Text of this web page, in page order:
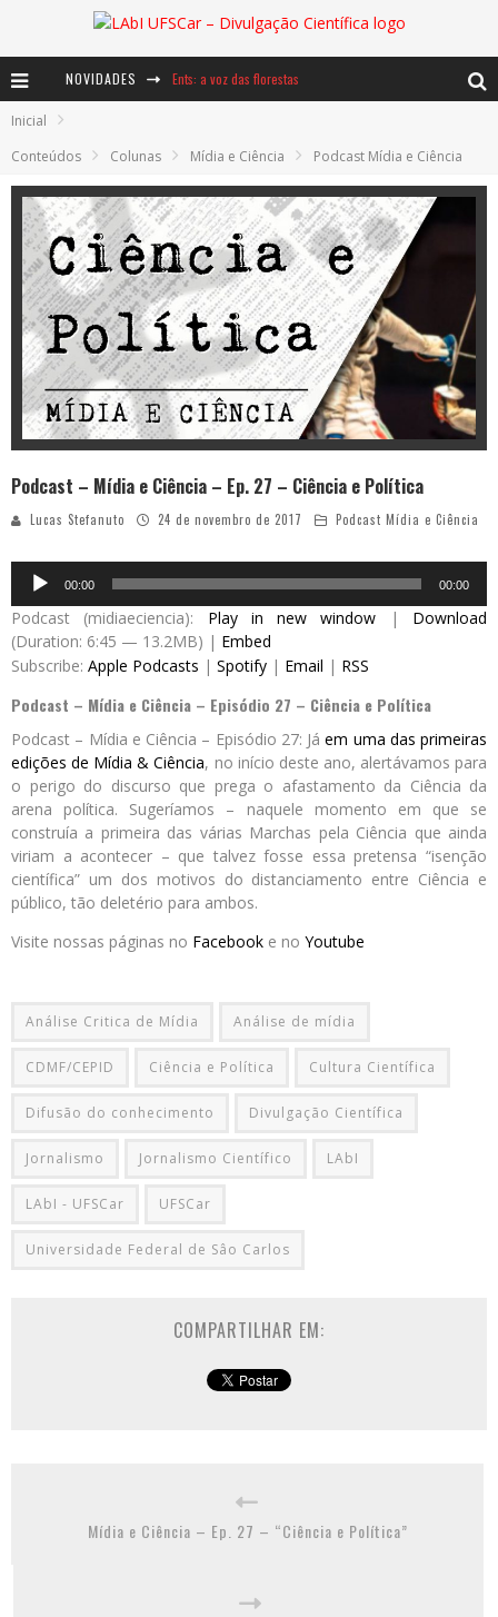
NOVIDADES Ents: a voz das florestas
Baú de Histórias - A jamais imaginada aventura com os moinhos de vento
Inicial
Conteúdos
Colunas Mídia e Ciência Podcast Mídia e Ciência
Podcast – Mídia e Ciência – Ep. 27 – Ciência e Política
Lucas Stefanuto 24 de novembro de 2017 Podcast Mídia e Ciência
Audio
Player
00:00 00:00
Podcast (midiaeciencia): Play in new window | Download
(Duration: 6:45 — 13.2MB) | Embed
Subscribe: Apple Podcasts | Spotify | Email | RSS
Podcast – Mídia e Ciência – Episódio 27 – Ciência e Política
Podcast – Mídia e Ciência – Episódio 27: Jáem uma das primeiras
edições de Mídia & Ciência, no início deste ano, alertávamos para
o perigo do discurso que prega o afastamento da Ciência da
arena política. Sugeríamos – naquele momento em que se
construía a primeira das várias Marchas pela Ciência que ainda
viriam a acontecer – que talvez fosse essa pretensa “isenção
científica” um dos motivos do distanciamento entre Ciência e
público, tão deletério para ambos.
Visite nossas páginas no Facebook e no Youtube
Análise Critica de Mídia Análise de mídia
CDMF/CEPID Ciência e Política Cultura Científica
Difusão do conhecimento Divulgação Científica
Jornalismo Jornalismo Científico LAbI
LAbI - UFSCar UFSCar
Universidade Federal de Sâo Carlos
COMPARTILHAR EM:
Mídia e Ciência – Ep. 27 – “Ciência e Política”